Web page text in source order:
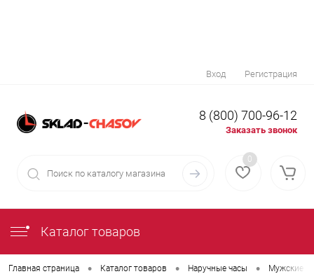
Вход Регистрация
8 (800) 700-96-12
Заказать звонок
0
Каталог товаров
Главная страница • Каталог товаров • Наручные часы • Мужские